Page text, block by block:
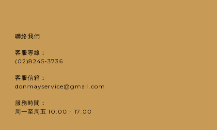
聯絡我們
客服專線：
(02)8245-3736
客服信箱：
donmayservice@gmail.com
服務時間：
周一至周五 10:00 - 17:00